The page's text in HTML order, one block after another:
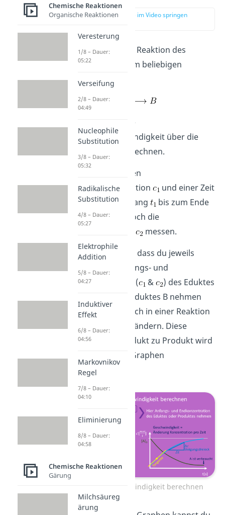
zur Stelle im Video springen
Betrachten wir die Reaktion des
Eduktes A
zu einem beliebigen
Produkt B:
Nun wollen wir die
Reaktionsgeschwindigkeit über die
Konzentration berechnen.
Bei einer bekannten
Anfangskonzentration
und einer Zeit
vom Reaktionsanfang
bis zum Ende
musst du nur noch die
Endkonzentration
messen.
Wichtig ist hierbei, dass du jeweils
entweder die Anfangs- und
Endkonzentration (
&
) des Eduktes
A oder die des Produktes B nehmen
kannst, da diese sich in einer Reaktion
in gleichem Maße ändern. Diese
Umsetzung von Edukt zu Produkt wird
durch folgenden Graphen
veranschaulicht:
Reaktionsgeschwindigkeit berechnen
Chemische Reaktionen
Organische Reaktionen
Veresterung
1/8 – Dauer:
05:22
Verseifung
2/8 – Dauer:
04:49
Nucleophile
Substitution
3/8 – Dauer:
05:32
Radikalische
Substitution
4/8 – Dauer:
05:27
Elektrophile
Addition
5/8 – Dauer:
04:27
Induktiver
Effekt
6/8 – Dauer:
04:56
Markovnikov
Regel
7/8 – Dauer:
04:10
Eliminierung
8/8 – Dauer:
04:58
Chemische Reaktionen
Gärung
Milchsäureg
ärung